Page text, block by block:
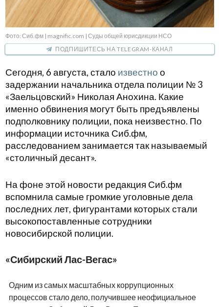
Фото: Сиб.фм | magnific.com | Суды общей юрисдикции НСО
ПОДПИШИТЕСЬ НА TELEGRAM-КАНАЛ
Сегодня, 6 августа, стало известно о
задержании начальника отдела полиции № 3
«Заельцовский» Николая Анохина. Какие
именно обвинения могут быть предъявлены
подполковнику полиции, пока неизвестно. По
информации источника Сиб.фм,
расследованием занимается так называемый
«столичный десант».
На фоне этой новости редакция Сиб.фм
вспомнила самые громкие уголовные дела
последних лет, фигурантами которых стали
высокопоставленные сотрудники
новосибирской полиции.
«Сибирский Лас-Вегас»
Одним из самых масштабных коррупционных
процессов стало дело, получившее неофициальное